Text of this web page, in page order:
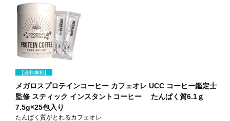
メガロスプロテインコーヒー カフェオレ UCC コーヒー鑑定士
監修 スティック インスタントコーヒー たんぱく質6.1ｇ
7.5g×25包入り
たんぱく質がとれるカフェオレ